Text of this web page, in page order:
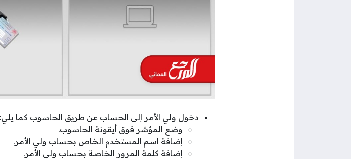
دخول ولي الأمر إلى الحساب عن طريق الحاسوب كما يلي:
وضع المؤشر فوق أيقونة الحاسوب.
إضافة اسم المستخدم الخاص بحساب ولي الأمر.
إضافة كلمة المرور الخاصة بحساب ولي الأمر.